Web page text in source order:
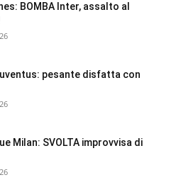
BOMBA Inter, assalto al
pesante disfatta con
Milan: SVOLTA improvvisa di